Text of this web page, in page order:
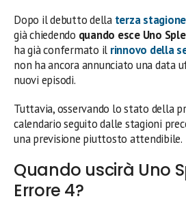
Dopo il debutto della terza stagione
già chiedendo quando esce Uno
ha già confermato il rinnovo della
non ha ancora annunciato una data
nuovi episodi.
Tuttavia, osservando lo stato della
calendario seguito dalle stagioni
una previsione piuttosto attendibile.
Quando uscirà Uno
Errore 4?